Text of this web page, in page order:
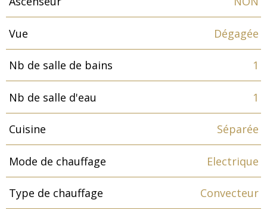
Vue Dégagée
Nb de salle de bains 1
Nb de salle d'eau 1
Cuisine Séparée
Mode de chauffage Electrique
Type de chauffage Convecteur